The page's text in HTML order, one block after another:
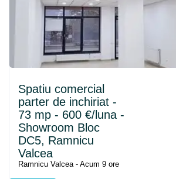
Spatiu comercial
parter de inchiriat -
73 mp - 600 €/luna -
Showroom Bloc
DC5, Ramnicu
Valcea
Ramnicu Valcea - Acum 9 ore